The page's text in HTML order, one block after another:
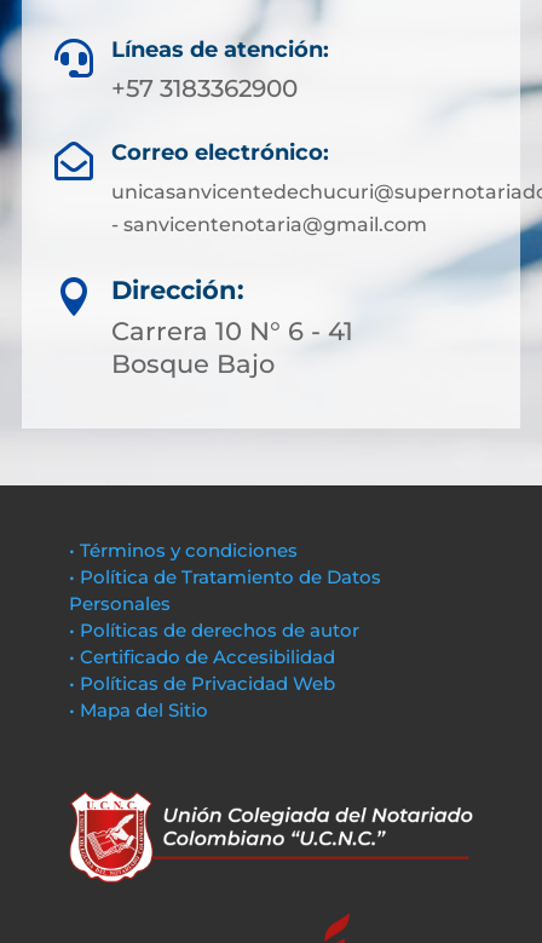
 Líneas de atención:
+57 3183362900
 Correo electrónico:
- sanvicentenotaria@gmail.com

Dirección:
Carrera 10 N° 6 - 41
Bosque Bajo
• Términos y condiciones
• Política de Tratamiento de Datos
Personales
• Políticas de derechos de autor
• Certificado de Accesibilidad
• Políticas de Privacidad Web
• Mapa del Sitio